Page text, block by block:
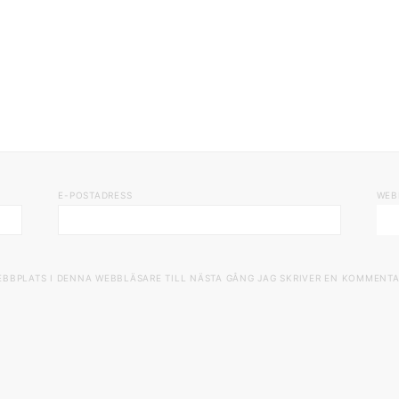
E-POSTADRESS
I DENNA WEBBLÄSARE TILL NÄSTA GÅNG JAG SKRIVER EN